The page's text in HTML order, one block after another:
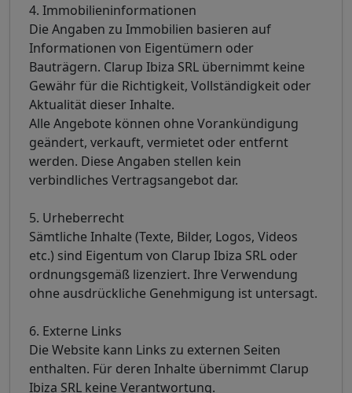
4. Immobilieninformationen
Die Angaben zu Immobilien basieren auf
Informationen von Eigentümern oder
Bauträgern. Clarup Ibiza SRL übernimmt keine
Gewähr für die Richtigkeit, Vollständigkeit oder
Aktualität dieser Inhalte.
Alle Angebote können ohne Vorankündigung
geändert, verkauft, vermietet oder entfernt
werden. Diese Angaben stellen kein
verbindliches Vertragsangebot dar.
5. Urheberrecht
Sämtliche Inhalte (Texte, Bilder, Logos, Videos
etc.) sind Eigentum von Clarup Ibiza SRL oder
ordnungsgemäß lizenziert. Ihre Verwendung
ohne ausdrückliche Genehmigung ist untersagt.
6. Externe Links
Die Website kann Links zu externen Seiten
enthalten. Für deren Inhalte übernimmt Clarup
Ibiza SRL keine Verantwortung.